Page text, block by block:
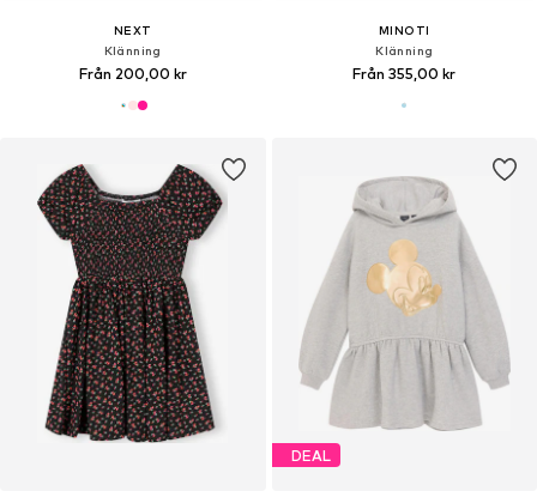
NEXT
Klänning
Från 200,00 kr
MINOTI
Klänning
Från 355,00 kr
DEAL